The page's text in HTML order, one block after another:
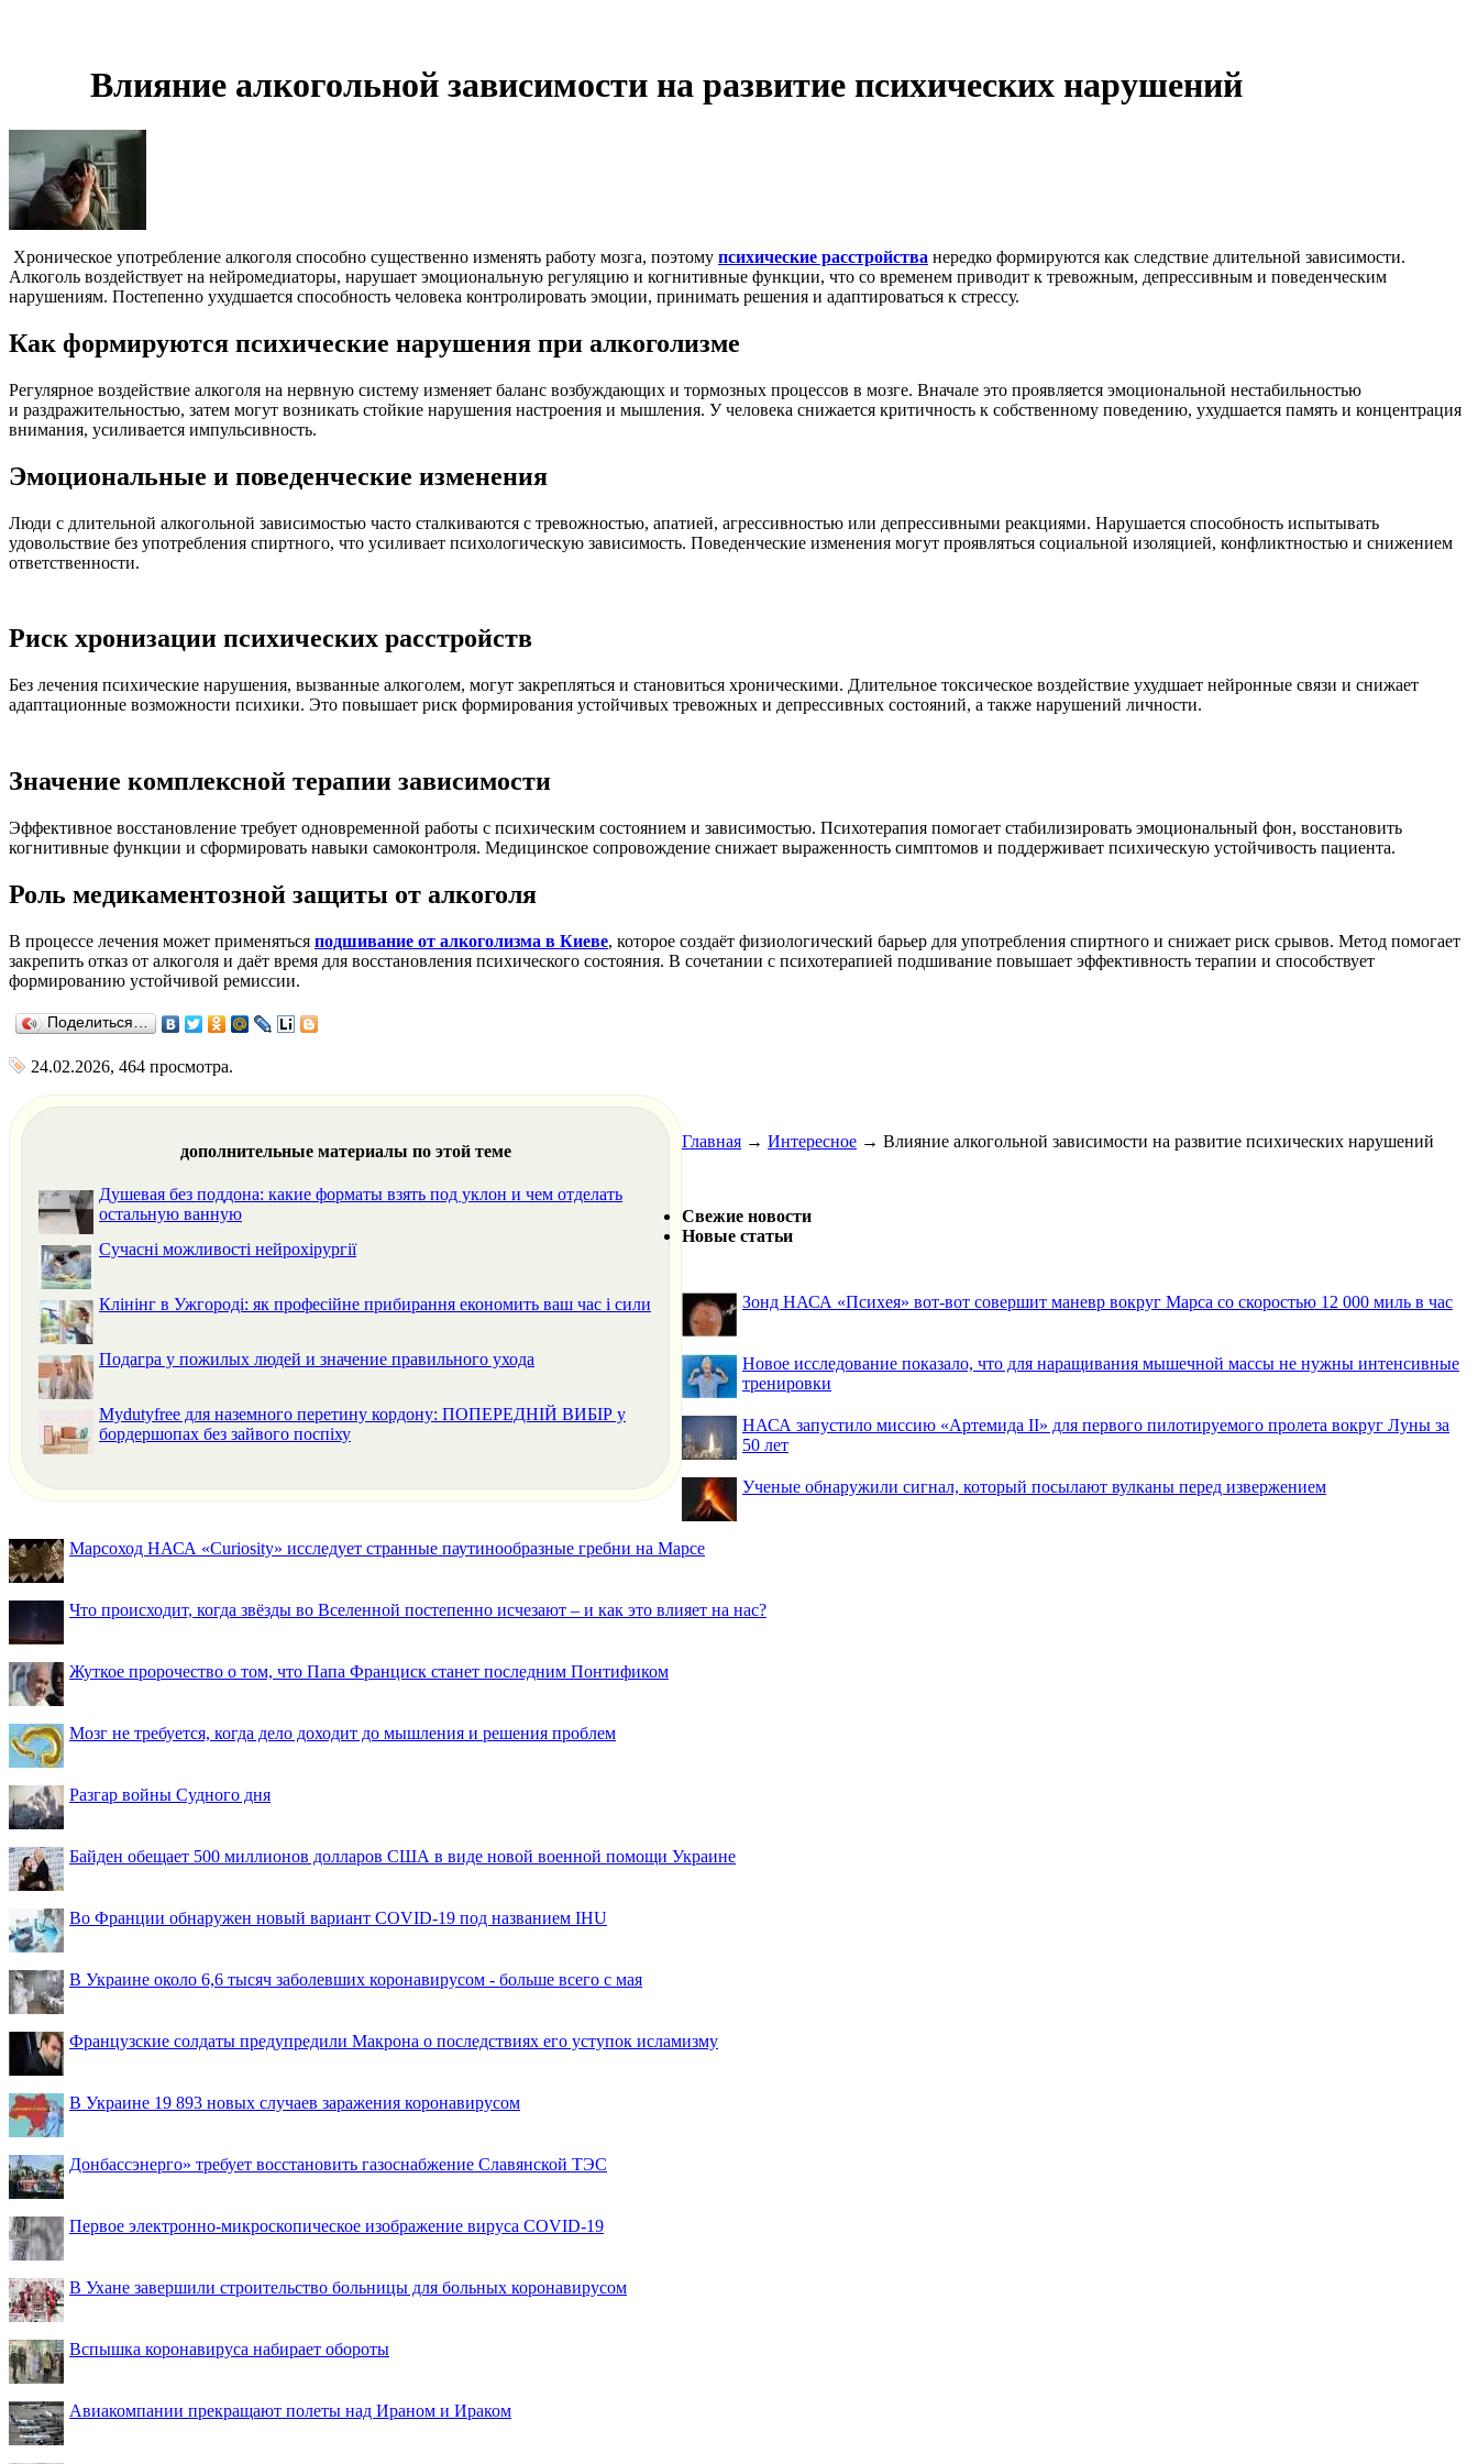
Влияние алкогольной зависимости на развитие психических нарушений
Хроническое употребление алкоголя способно существенно изменять работу мозга, поэтому психические расстройства нередко формируются как следствие длительной зависимости.
Алкоголь воздействует на нейромедиаторы, нарушает эмоциональную регуляцию и когнитивные функции, что со временем приводит к тревожным, депрессивным и поведенческим
нарушениям. Постепенно ухудшается способность человека контролировать эмоции, принимать решения и адаптироваться к стрессу.
Как формируются психические нарушения при алкоголизме
Регулярное воздействие алкоголя на нервную систему изменяет баланс возбуждающих и тормозных процессов в мозге. Вначале это проявляется эмоциональной нестабильностью
и раздражительностью, затем могут возникать стойкие нарушения настроения и мышления. У человека снижается критичность к собственному поведению, ухудшается память и концентрация
внимания, усиливается импульсивность.
Эмоциональные и поведенческие изменения
Люди с длительной алкогольной зависимостью часто сталкиваются с тревожностью, апатией, агрессивностью или депрессивными реакциями. Нарушается способность испытывать
удовольствие без употребления спиртного, что усиливает психологическую зависимость. Поведенческие изменения могут проявляться социальной изоляцией, конфликтностью и снижением
ответственности.
Риск хронизации психических расстройств
Без лечения психические нарушения, вызванные алкоголем, могут закрепляться и становиться хроническими. Длительное токсическое воздействие ухудшает нейронные связи и снижает
адаптационные возможности психики. Это повышает риск формирования устойчивых тревожных и депрессивных состояний, а также нарушений личности.
Значение комплексной терапии зависимости
Эффективное восстановление требует одновременной работы с психическим состоянием и зависимостью. Психотерапия помогает стабилизировать эмоциональный фон, восстановить
когнитивные функции и сформировать навыки самоконтроля. Медицинское сопровождение снижает выраженность симптомов и поддерживает психическую устойчивость пациента.
Роль медикаментозной защиты от алкоголя
В процессе лечения может применяться подшивание от алкоголизма в Киеве, которое создаёт физиологический барьер для употребления спиртного и снижает риск срывов. Метод помогает
закрепить отказ от алкоголя и даёт время для восстановления психического состояния. В сочетании с психотерапией подшивание повышает эффективность терапии и способствует
формированию устойчивой ремиссии.
Поделиться…
24.02.2026, 464 просмотра.
дополнительные материалы по этой теме
Душевая без поддона: какие форматы взять под уклон и чем отделать
остальную ванную
Сучасні можливості нейрохірургії
Клінінг в Ужгороді: як професійне прибирання економить ваш час і сили
Подагра у пожилых людей и значение правильного ухода
Mydutyfree для наземного перетину кордону: ПОПЕРЕДНІЙ ВИБІР у
бордершопах без зайвого поспіху
Главная → Интересное → Влияние алкогольной зависимости на развитие психических нарушений
Свежие новости
Новые статьи
Зонд НАСА «Психея» вот-вот совершит маневр вокруг Марса со скоростью 12 000 миль в час
Новое исследование показало, что для наращивания мышечной массы не нужны интенсивные
тренировки
НАСА запустило миссию «Артемида II» для первого пилотируемого пролета вокруг Луны за
50 лет
Ученые обнаружили сигнал, который посылают вулканы перед извержением
Марсоход НАСА «Curiosity» исследует странные паутинообразные гребни на Марсе
Что происходит, когда звёзды во Вселенной постепенно исчезают – и как это влияет на нас?
Жуткое пророчество о том, что Папа Франциск станет последним Понтификом
Мозг не требуется, когда дело доходит до мышления и решения проблем
Разгар войны Судного дня
Байден обещает 500 миллионов долларов США в виде новой военной помощи Украине
Во Франции обнаружен новый вариант COVID-19 под названием IHU
В Украине около 6,6 тысяч заболевших коронавирусом - больше всего с мая
Французские солдаты предупредили Макрона о последствиях его уступок исламизму
В Украине 19 893 новых случаев заражения коронавирусом
Донбассэнерго» требует восстановить газоснабжение Славянской ТЭС
Первое электронно-микроскопическое изображение вируса COVID-19
В Ухане завершили строительство больницы для больных коронавирусом
Вспышка коронавируса набирает обороты
Авиакомпании прекращают полеты над Ираном и Ираком